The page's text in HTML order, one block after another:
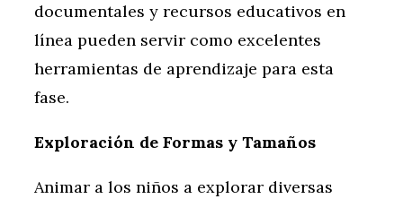
documentales y recursos educativos en
línea pueden servir como excelentes
herramientas de aprendizaje para esta
fase.
Exploración de Formas y Tamaños
Animar a los niños a explorar diversas